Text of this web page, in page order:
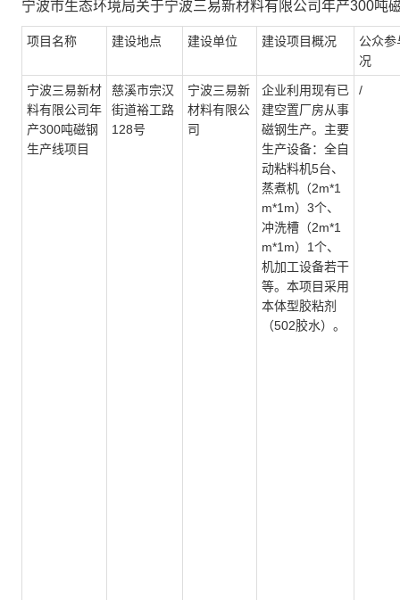
宁波市生态环境局关于宁波三易新材料有限公司年产300吨
项目名称 建设地点 建设单位 建设项目概况
公众参
况
宁波三易新材
料有限公司年
产300吨磁钢
生产线项目
慈溪市宗汉
街道裕工路
128号
宁波三易新
材料有限公
司
企业利用现有已
建空置厂房从事
磁钢生产。主要
生产设备：全自
动粘料机5台、
蒸煮机（2m*1
m*1m）3个、
冲洗槽（2m*1
m*1m）1个、
机加工设备若干
等。本项目采用
本体型胶粘剂
（502胶水）。
/